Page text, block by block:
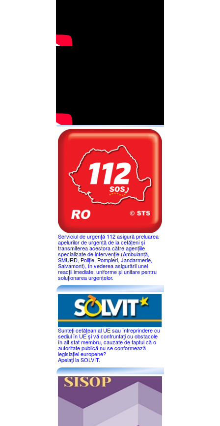
Serviciul de urgență 112 asigură preluarea
apelurilor de urgență de la cetățeni și
transmiterea acestora către agențiile
specializate de intervenție (Ambulanță,
SMURD, Poliție, Pompieri, Jandarmerie,
Salvamont), în vederea asigurării unei
reacții imediate, uniforme și unitare pentru
soluționarea urgențelor.
Sunteţi cetăţean al UE sau întreprindere cu
sediul în UE şi vă confruntaţi cu obstacole
în alt stat membru, cauzate de faptul că o
autoritate publică nu se conformează
legislaţiei europene?
Apelaţi la SOLVIT.